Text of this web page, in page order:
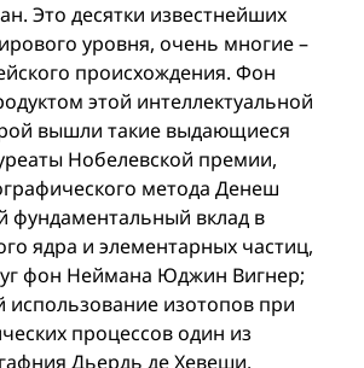
Это десятки известнейших
уровня, очень многие –
происхождения. Фон
этой интеллектуальной
вышли такие выдающиеся
Нобелевской премии,
метода Денеш
фундаментальный вклад в
ядра и элементарных частиц,
фон Неймана Юджин Вигнер;
изотопов при
процессов один из
Дьердь де Хевеши.